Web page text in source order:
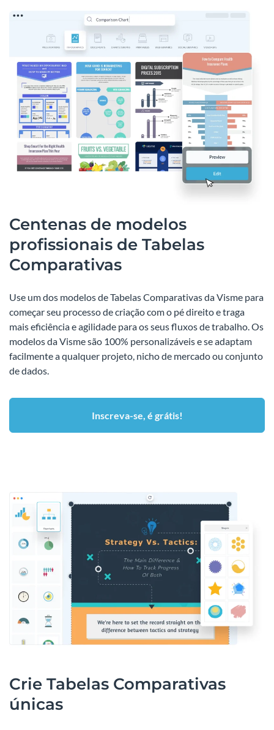
Centenas de modelos
profissionais de Tabelas
Comparativas
Use um dos modelos de Tabelas Comparativas da Visme para
começar seu processo de criação com o pé direito e traga
mais eficiência e agilidade para os seus fluxos de trabalho. Os
modelos da Visme são 100% personalizáveis e se adaptam
facilmente a qualquer projeto, nicho de mercado ou conjunto
de dados.
Inscreva-se, é grátis!
Crie Tabelas Comparativas
únicas